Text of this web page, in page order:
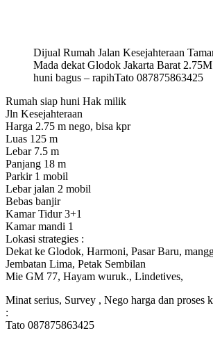
Dijual Rumah Jalan Kesejahteraan
Mada dekat Glodok Jakarta Barat
huni bagus – rapihTato 087875863425
Rumah siap huni Hak milik
Jln Kesejahteraan
Harga 2.75 m nego, bisa kpr
Luas 125 m
Lebar 7.5 m
Panjang 18 m
Parkir 1 mobil
Lebar jalan 2 mobil
Bebas banjir
Kamar Tidur 3+1
Kamar mandi 1
Lokasi strategies :
Dekat ke Glodok, Harmoni, Pasar Baru,
Jembatan Lima, Petak Sembilan
Mie GM 77, Hayam wuruk., Lindetives,
Minat serius, Survey , Nego harga dan proses
:
Tato 087875863425